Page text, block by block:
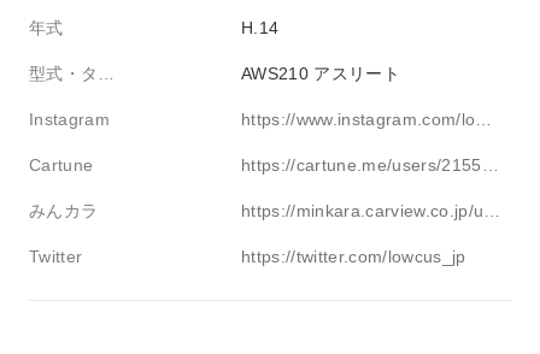
年式 H.14
AWS210 アスリート
Instagram
Cartune
みんカラ
Twitter https://twitter.com/lowcus_jp